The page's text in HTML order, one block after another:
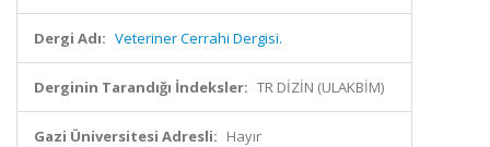
Dergi Adı: Veteriner Cerrahi Dergisi.
Derginin Tarandığı İndeksler: TR DİZİN (ULAKBİM)
Gazi Üniversitesi Adresli: Hayır